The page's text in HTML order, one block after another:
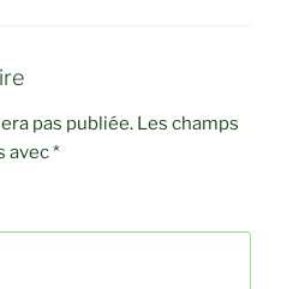
pas publiée. Les champs
avec*